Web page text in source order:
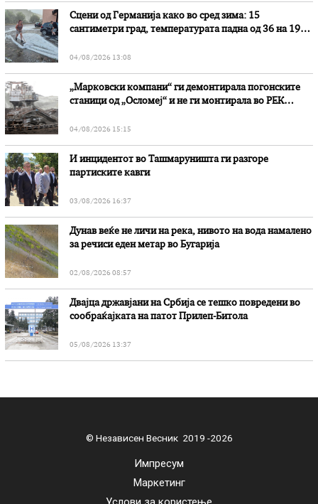
Сцени од Германија како во сред зима: 15
сантиметри град, температурата падна од 36 на 19
04/08/2026 13:08
„Марковски компани“ ги демонтирала погонските
станици од „Осломеј“ и не ги монтирала во РЕК
04/08/2026 15:15
И инцидентот во Ташмаруништa ги разгоре
партиските кавги
03/08/2026 16:37
Дунав веќе не личи на река, нивото на вода намалено
за речиси еден метар во Бугарија
02/08/2026 08:57
Двајца државјани на Србија се тешко повредени во
сообраќајката на патот Прилеп-Битола
05/08/2026 13:37
© Независен Весник 2019 -2026
Импресум
Маркетинг